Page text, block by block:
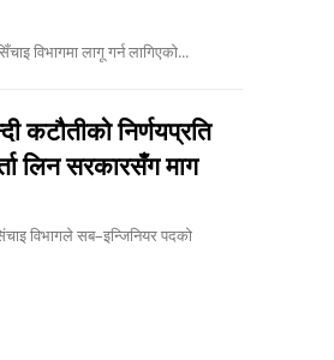
विभागमा लागू गर्न लागिएको...
कटौतीको निर्णयप्रति
लिन सरकारसँग माग